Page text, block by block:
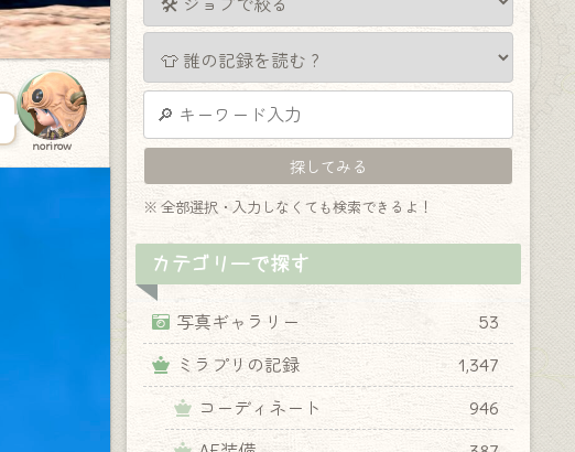
norirow
※ 全部選択・入力しなくても検索できるよ！
カテゴリーで探す
写真ギャラリー
53
ミラプリの記録
1,347
コーディネート
946